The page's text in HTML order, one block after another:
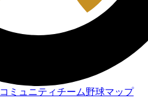
コミュニティチーム野球マップ